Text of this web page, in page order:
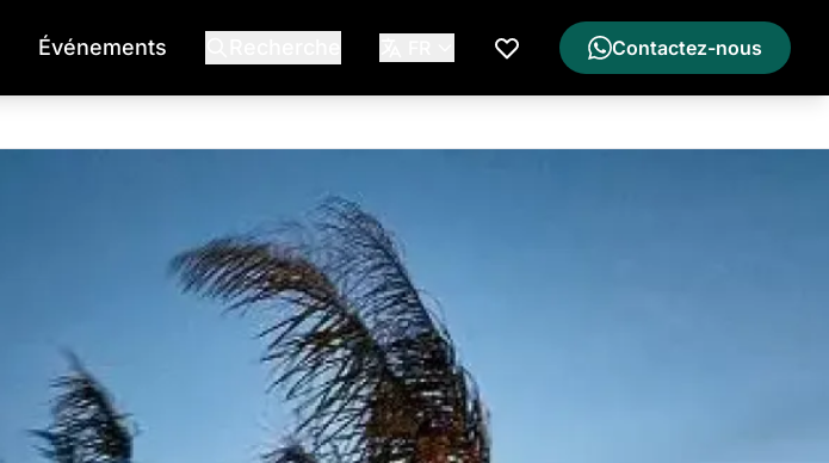
Événements
Ma Liste de Souhaits
Contactez-nous